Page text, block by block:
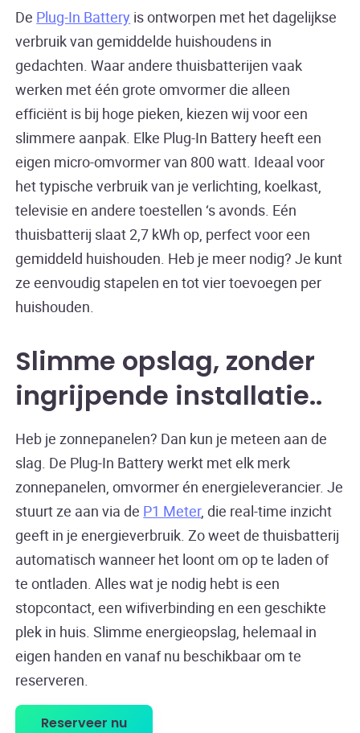
De Plug-In Battery is ontworpen met het dagelijkse
verbruik van gemiddelde huishoudens in
gedachten. Waar andere thuisbatterijen vaak
werken met één grote omvormer die alleen
efficiënt is bij hoge pieken, kiezen wij voor een
slimmere aanpak. Elke Plug-In Battery heeft een
eigen micro-omvormer van 800 watt. Ideaal voor
het typische verbruik van je verlichting, koelkast,
televisie en andere toestellen ‘s avonds. Eén
thuisbatterij slaat 2,7 kWh op, perfect voor een
gemiddeld huishouden. Heb je meer nodig? Je kunt
ze eenvoudig stapelen en tot vier toevoegen per
huishouden.
Slimme opslag, zonder
ingrijpende installatie.
Heb je zonnepanelen? Dan kun je meteen aan de
slag. De Plug-In Battery werkt met elk merk
zonnepanelen, omvormer én energieleverancier. Je
stuurt ze aan via de P1 Meter, die real-time inzicht
geeft in je energieverbruik. Zo weet de thuisbatterij
automatisch wanneer het loont om op te laden of
te ontladen. Alles wat je nodig hebt is een
stopcontact, een wifiverbinding en een geschikte
plek in huis. Slimme energieopslag, helemaal in
eigen handen en vanaf nu beschikbaar om te
reserveren.
Reserveer nu